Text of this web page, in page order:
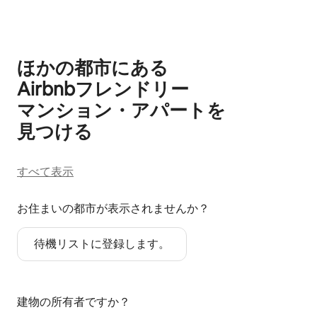
ほかの都市にある
Airbnb⁠フ⁠レ⁠ン⁠ド⁠リ⁠ー
マ⁠ン⁠シ⁠ョ⁠ン⁠・ア⁠パ⁠ー⁠ト⁠を
見⁠つ⁠け⁠る
すべて表示
お住まいの都市が表示されませんか？
待機リストに登録します。
建物の所有者ですか？